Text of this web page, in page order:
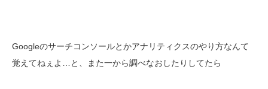
Googleのサーチコンソールとかアナリティクスのやり方なんて
覚えてねぇよ…と、また一から調べなおしたりしてたら